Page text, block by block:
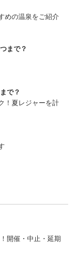
めの温泉をご紹介
まで？
で？
！夏レジャーを計
開催・中止・延期